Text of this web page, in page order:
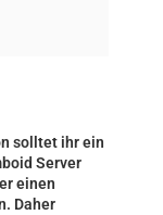
solltet ihr ein
Server
einen
Daher